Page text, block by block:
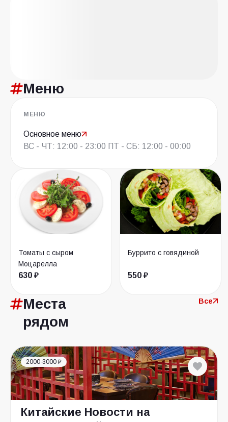
Меню
МЕНЮ
Основное меню
ВС - ЧТ: 12:00 - 23:00 ПТ - СБ: 12:00 - 00:00
Томаты с сыром
Моцарелла
630 ₽
Буррито с говядиной
550 ₽
Места
рядом
Все
2000-3000 ₽
Китайские Новости на